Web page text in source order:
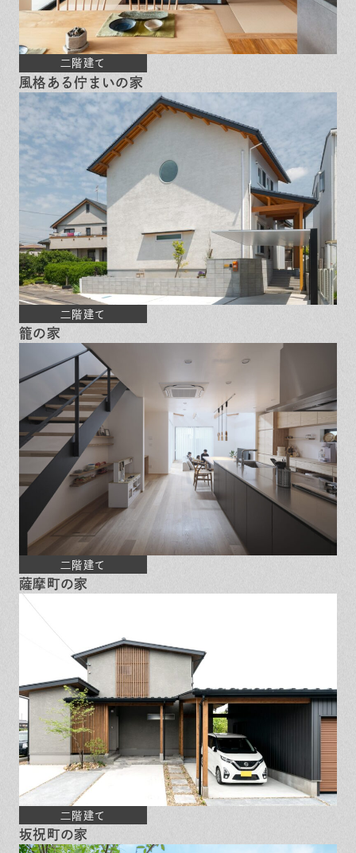
二階建て
風格ある佇まいの家
二階建て
籠の家
二階建て
薩摩町の家
二階建て
坂祝町の家